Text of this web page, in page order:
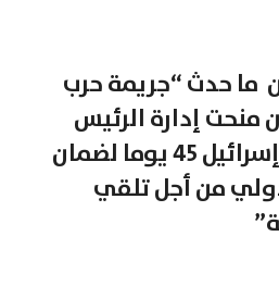
ما حدث “جريمة حرب
منحت إدارة الرئيس
الأمريكي جو بايدن إسرائيل 45 يوما لضمان
من أجل تلقي